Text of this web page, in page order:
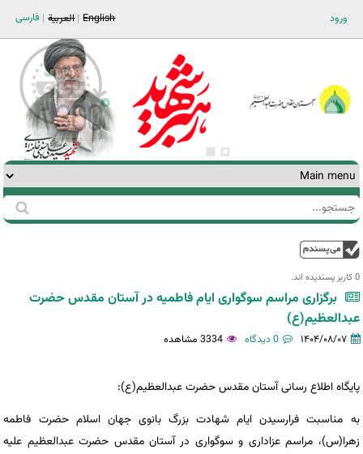
ورود فارسی العربية English
فرم
جستجو
جستجو
0 کاربر پسندیده اند.‎
برگزاری مراسم سوگواری ایام فاطمیه در آستان مقدس حضرت
عبدالعظیم(ع)
۱۴۰۴/۰۸/۰۷ 0 دیدگاه 3334 مشاهده
پایگاه اطلاع رسانی آستان مقدس حضرت عبدالعظیم(ع):
به مناسبت فرارسیدن ایام شهادت بزرگ بانوی جهان اسلام حضرت فاطمه
زهرا(س)، مراسم عزاداری و سوگواری در آستان مقدس حضرت عبدالعظیم علیه